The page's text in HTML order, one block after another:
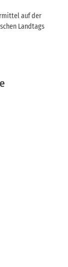
auf der
Landtags